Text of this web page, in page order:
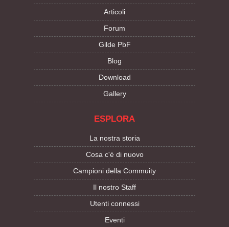
Articoli
Forum
Gilde PbF
Blog
Download
Gallery
ESPLORA
La nostra storia
Cosa c'è di nuovo
Campioni della Commuity
Il nostro Staff
Utenti connessi
Eventi